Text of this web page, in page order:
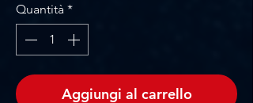
Quantità *
Aggiungi al carrello